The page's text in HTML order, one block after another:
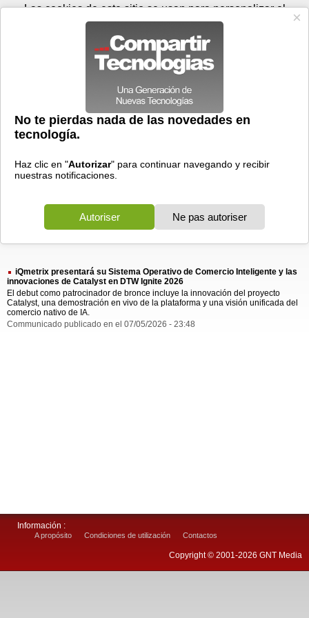
Prensa Videos
> iqmetrix presentara sistema
iqmetrix presentara sistema
1 resultado Ordenar por fecha-Ordenar por pertinencia
iQmetrix presentará su Sistema Operativo de Comercio Inteligente y las
innovaciones de Catalyst en DTW Ignite 2026
El debut como patrocinador de bronce incluye la innovación del proyecto
Catalyst, una demostración en vivo de la plataforma y una visión unificada del
comercio nativo de IA.
Communicado publicado en el 07/05/2026 - 23:48
Domingo 09 de agosto - 10:55 Registrar Conectar
Información :
A propósito Condiciones de utilización Contactos
Copyright © 2001-2026 GNT Media
Las cookies de este sitio se usan para personalizar el
contenido y los anuncios, para ofrecer funciones de medios
sociales y para analizar el tráfico. Además, compartimos
información sobre el uso que haga del sitio web con nuestros
partners de medios sociales, de publicidad y de análisis
web.
OK